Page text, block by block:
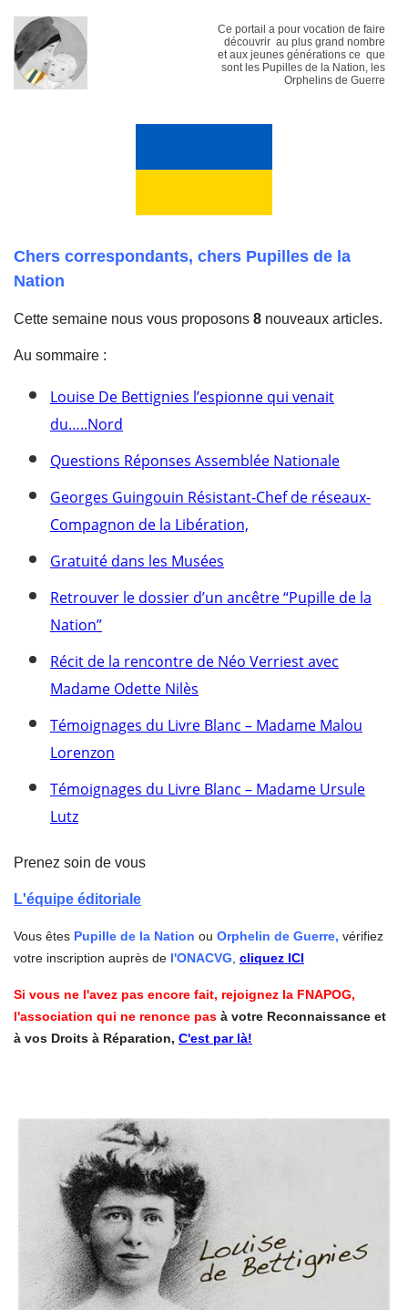
Ce portail a pour vocation de faire
découvrir au plus grand nombre
et aux jeunes générations ce que
sont les Pupilles de la Nation, les
Orphelins de Guerre
Chers correspondants, chers Pupilles de la
Nation
Cette semaine nous vous proposons 8 nouveaux articles.
Au sommaire :
Louise De Bettignies l’espionne qui venait
du…..Nord
Questions Réponses Assemblée Nationale
Georges Guingouin Résistant-Chef de réseaux-
Compagnon de la Libération,
Gratuité dans les Musées
Retrouver le dossier d’un ancêtre “Pupille de la
Nation”
Récit de la rencontre de Néo Verriest avec
Madame Odette Nilès
Témoignages du Livre Blanc – Madame Malou
Lorenzon
Témoignages du Livre Blanc – Madame Ursule
Lutz
Prenez soin de vous
L'équipe éditoriale
Vous êtes Pupille de la Nation ou Orphelin de Guerre, vérifiez
votre inscription auprès de l'ONACVG cliquez ICI
Si vous ne l'avez pas encore fait, rejoignez la FNAPOG,
l'association qui ne renonce pas à votre Reconnaissance et
à vos Droits à Réparation, C'est par là!